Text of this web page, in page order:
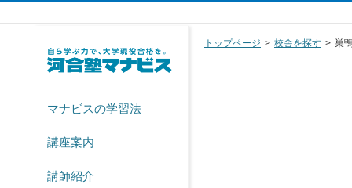
マナビスの学習法
講座案内
講師紹介
トップページ 校舎を探す 巣